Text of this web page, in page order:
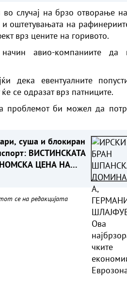
случај на брзо отворање
и оштетувањата на
врз цените на горивото.
авио-компаниите да
дека евентуалните
се одразат врз патниците.
проблемот би можел да
суша и блокиран
ВИСТИНСКАТА
ЦЕНА НА
се на редакцијата